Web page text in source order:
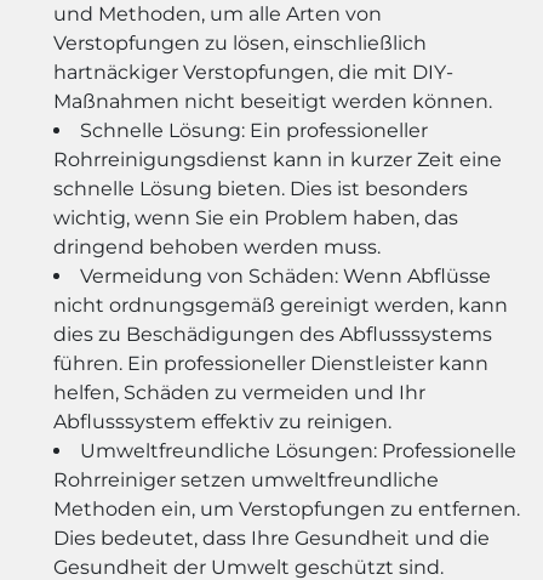
und Methoden, um alle Arten von
Verstopfungen zu lösen, einschließlich
hartnäckiger Verstopfungen, die mit DIY-
Maßnahmen nicht beseitigt werden können.
Schnelle Lösung: Ein professioneller
Rohrreinigungsdienst kann in kurzer Zeit eine
schnelle Lösung bieten. Dies ist besonders
wichtig, wenn Sie ein Problem haben, das
dringend behoben werden muss.
Vermeidung von Schäden: Wenn Abflüsse
nicht ordnungsgemäß gereinigt werden, kann
dies zu Beschädigungen des Abflusssystems
führen. Ein professioneller Dienstleister kann
helfen, Schäden zu vermeiden und Ihr
Abflusssystem effektiv zu reinigen.
Umweltfreundliche Lösungen: Professionelle
Rohrreiniger setzen umweltfreundliche
Methoden ein, um Verstopfungen zu entfernen.
Dies bedeutet, dass Ihre Gesundheit und die
Gesundheit der Umwelt geschützt sind.